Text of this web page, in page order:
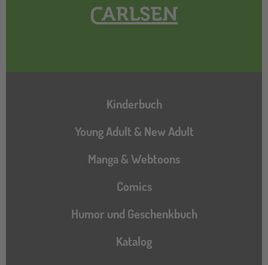
Hauptnavigation
Kinderbuch
Young Adult & New Adult
Manga & Webtoons
Comics
Humor und Geschenkbuch
Katalog
Katalog